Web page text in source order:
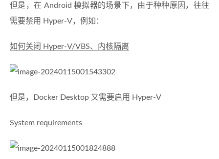
但是，在 Android 模拟器的场景下，由于种种原因，往往
需要禁用 Hyper-V，例如：
如何关闭 Hyper-V/VBS、内核隔离
但是，Docker Desktop 又需要启用 Hyper-V
System requirements